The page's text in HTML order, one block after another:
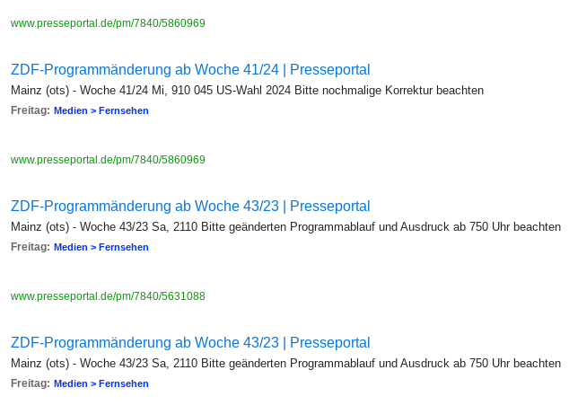
www.presseportal.de/pm/7840/5860969
ZDF-Programmänderung ab Woche 41/24 | Presseportal
Mainz (ots) - Woche 41/24 Mi, 910 045 US-Wahl 2024 Bitte nochmalige Korrektur beachten
Freitag: Medien > Fernsehen
www.presseportal.de/pm/7840/5860969
ZDF-Programmänderung ab Woche 43/23 | Presseportal
Mainz (ots) - Woche 43/23 Sa, 2110 Bitte geänderten Programmablauf und Ausdruck ab 750 Uhr beachten
Freitag: Medien > Fernsehen
www.presseportal.de/pm/7840/5631088
ZDF-Programmänderung ab Woche 43/23 | Presseportal
Mainz (ots) - Woche 43/23 Sa, 2110 Bitte geänderten Programmablauf und Ausdruck ab 750 Uhr beachten
Freitag: Medien > Fernsehen